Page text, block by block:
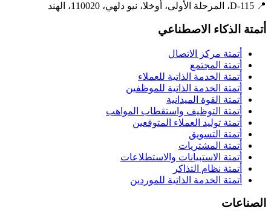
📍 D-115، المرحلة الأولى، أوخلا، نيو دلهي، 110020، الهند
أتمتة الذكاء الاصطناعي
أتمتة مركز الاتصال
أتمتة المجتمع
أتمتة الخدمة الذاتية للعملاء
أتمتة الخدمة الذاتية للموظفين
أتمتة القوة الميدانية
أتمتة التوظيف واستقطاب المواهب
أتمتة توليد العملاء المتوقعين
أتمتة التسويق
أتمتة المشتريات
أتمتة الاستبيانات والاستطلاعات
أتمتة نظام التذاكر
أتمتة الخدمة الذاتية للموردين
الصناعات